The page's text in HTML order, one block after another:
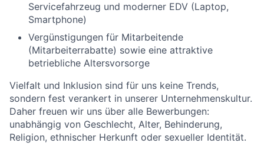
Servicefahrzeug und moderner EDV (Laptop,
Smartphone)
Vergünstigungen für Mitarbeitende
(Mitarbeiterrabatte) sowie eine attraktive
betriebliche Altersvorsorge
Vielfalt und Inklusion sind für uns keine Trends,
sondern fest verankert in unserer Unternehmenskultur.
Daher freuen wir uns über alle Bewerbungen:
unabhängig von Geschlecht, Alter, Behinderung,
Religion, ethnischer Herkunft oder sexueller Identität.